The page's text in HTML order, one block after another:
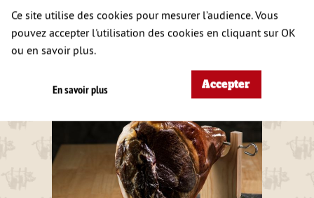
A DÉCOUVRIR
ÉGALEMENT
Ce site utilise des cookies pour mesurer l’audience. Vous
pouvez accepter l'utilisation des cookies en cliquant sur OK
ou en savoir plus.
En savoir plus Accepter